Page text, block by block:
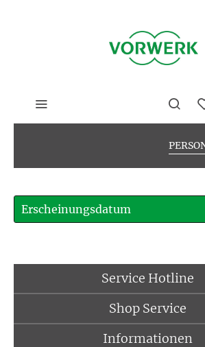
Service Hotline
Shop Service
Informationen